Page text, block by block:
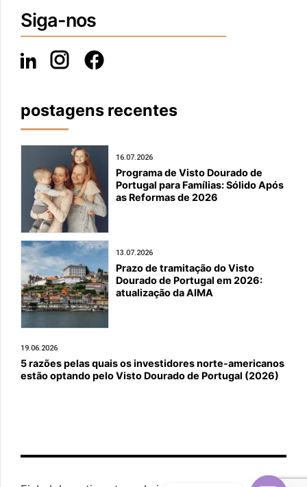
Siga-nos
postagens recentes
16.07.2026
Programa de Visto Dourado de
Portugal para Famílias: Sólido Após
as Reformas de 2026
13.07.2026
Prazo de tramitação do Visto
Dourado de Portugal em 2026:
atualização da AIMA
19.06.2026
5 razões pelas quais os investidores norte-americanos
estão optando pelo Visto Dourado de Portugal (2026)